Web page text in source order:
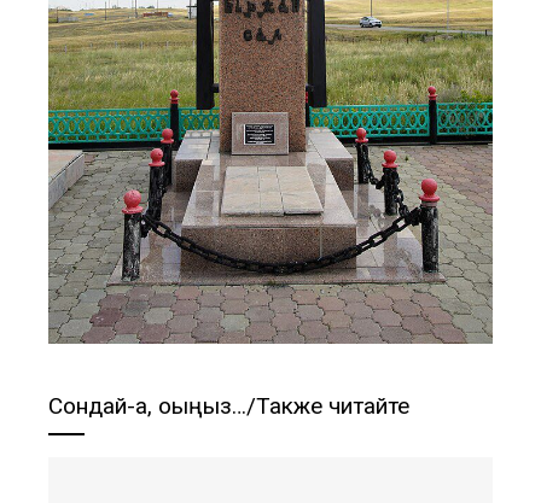
Сондай-ақ, оқыңыз…/Также читайте